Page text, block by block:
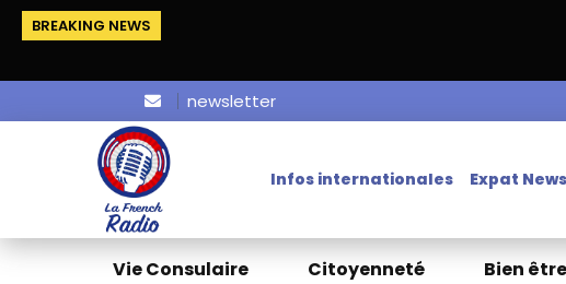
BREAKING NEWS
newsletter
Infos internationales Expat News
Vie Consulaire Citoyenneté Bien être